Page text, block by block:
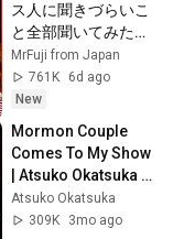
ス人に聞きづらいこ
と全部聞いてみた！
「パリの人は性格悪
いって本当？」
MrFuji from Japan
761K
6d ago
New
Mormon Couple
Comes To My Show
| Atsuko Okatsuka
Stand Up Comedy
Atsuko Okatsuka
309K
3mo ago